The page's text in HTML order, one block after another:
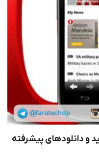
و دانلودهای پیشرفته